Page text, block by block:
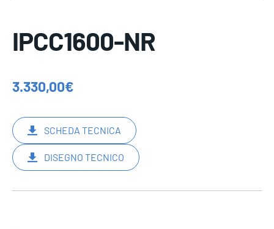
IPCC1600-NR
3.330,00€
SCHEDA TECNICA
DISEGNO TECNICO